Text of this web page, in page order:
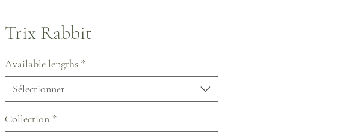
Trix Rabbit
Available lengths *
Sélectionner
Collection *